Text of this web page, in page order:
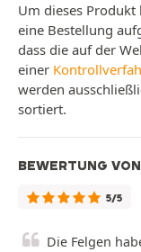
Um dieses
eine Bestellung
dass die auf der
einer
werden
sortiert.
BEWERTUNG
5/5
Die Felgen